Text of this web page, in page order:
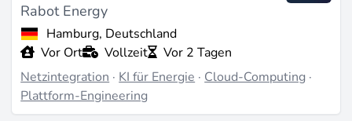
Rabot Energy
Hamburg, Deutschland
Vor Ort
Vollzeit
Vor 2 Tagen
Netzintegration · KI für Energie · Cloud-Computing ·
Plattform-Engineering